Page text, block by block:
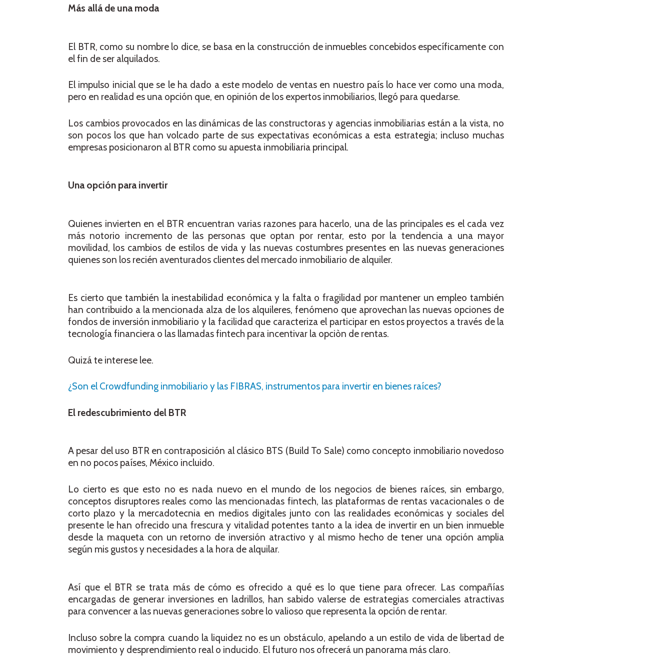
Más allá de una moda
El BTR, como su nombre lo dice, se basa en la construcción de inmuebles concebidos específicamente con
el fin de ser alquilados.
El impulso inicial que se le ha dado a este modelo de ventas en nuestro país lo hace ver como una moda,
pero en realidad es una opción que, en opinión de los expertos inmobiliarios, llegó para quedarse.
Los cambios provocados en las dinámicas de las constructoras y agencias inmobiliarias están a la vista, no
son pocos los que han volcado parte de sus expectativas económicas a esta estrategia; incluso muchas
empresas posicionaron al BTR como su apuesta inmobiliaria principal.
Una opción para invertir
Quienes invierten en el BTR encuentran varias razones para hacerlo, una de las principales es el cada vez
más notorio incremento de las personas que optan por rentar, esto por la tendencia a una mayor
movilidad, los cambios de estilos de vida y las nuevas costumbres presentes en las nuevas generaciones
quienes son los recién aventurados clientes del mercado inmobiliario de alquiler.
Es cierto que también la inestabilidad económica y la falta o fragilidad por mantener un empleo también
han contribuido a la mencionada alza de los alquileres, fenómeno que aprovechan las nuevas opciones de
fondos de inversión inmobiliario y la facilidad que caracteriza el participar en estos proyectos a través de la
tecnología financiera o las llamadas fintech para incentivar la opciòn de rentas.
Quizá te interese lee.
¿Son el Crowdfunding inmobiliario y las FIBRAS, instrumentos para invertir en bienes raíces?
El redescubrimiento del BTR
A pesar del uso BTR en contraposición al clásico BTS (Build To Sale) como concepto inmobiliario novedoso
en no pocos países, México incluido.
Lo cierto es que esto no es nada nuevo en el mundo de los negocios de bienes raíces, sin embargo,
conceptos disruptores reales como las mencionadas fintech, las plataformas de rentas vacacionales o de
corto plazo y la mercadotecnia en medios digitales junto con las realidades económicas y sociales del
presente le han ofrecido una frescura y vitalidad potentes tanto a la idea de invertir en un bien inmueble
desde la maqueta con un retorno de inversión atractivo y al mismo hecho de tener una opción amplia
según mis gustos y necesidades a la hora de alquilar.
Así que el BTR se trata más de cómo es ofrecido a qué es lo que tiene para ofrecer. Las compañías
encargadas de generar inversiones en ladrillos, han sabido valerse de estrategias comerciales atractivas
para convencer a las nuevas generaciones sobre lo valioso que representa la opción de rentar.
Incluso sobre la compra cuando la liquidez no es un obstáculo, apelando a un estilo de vida de libertad de
movimiento y desprendimiento real o inducido. El futuro nos ofrecerá un panorama más claro.